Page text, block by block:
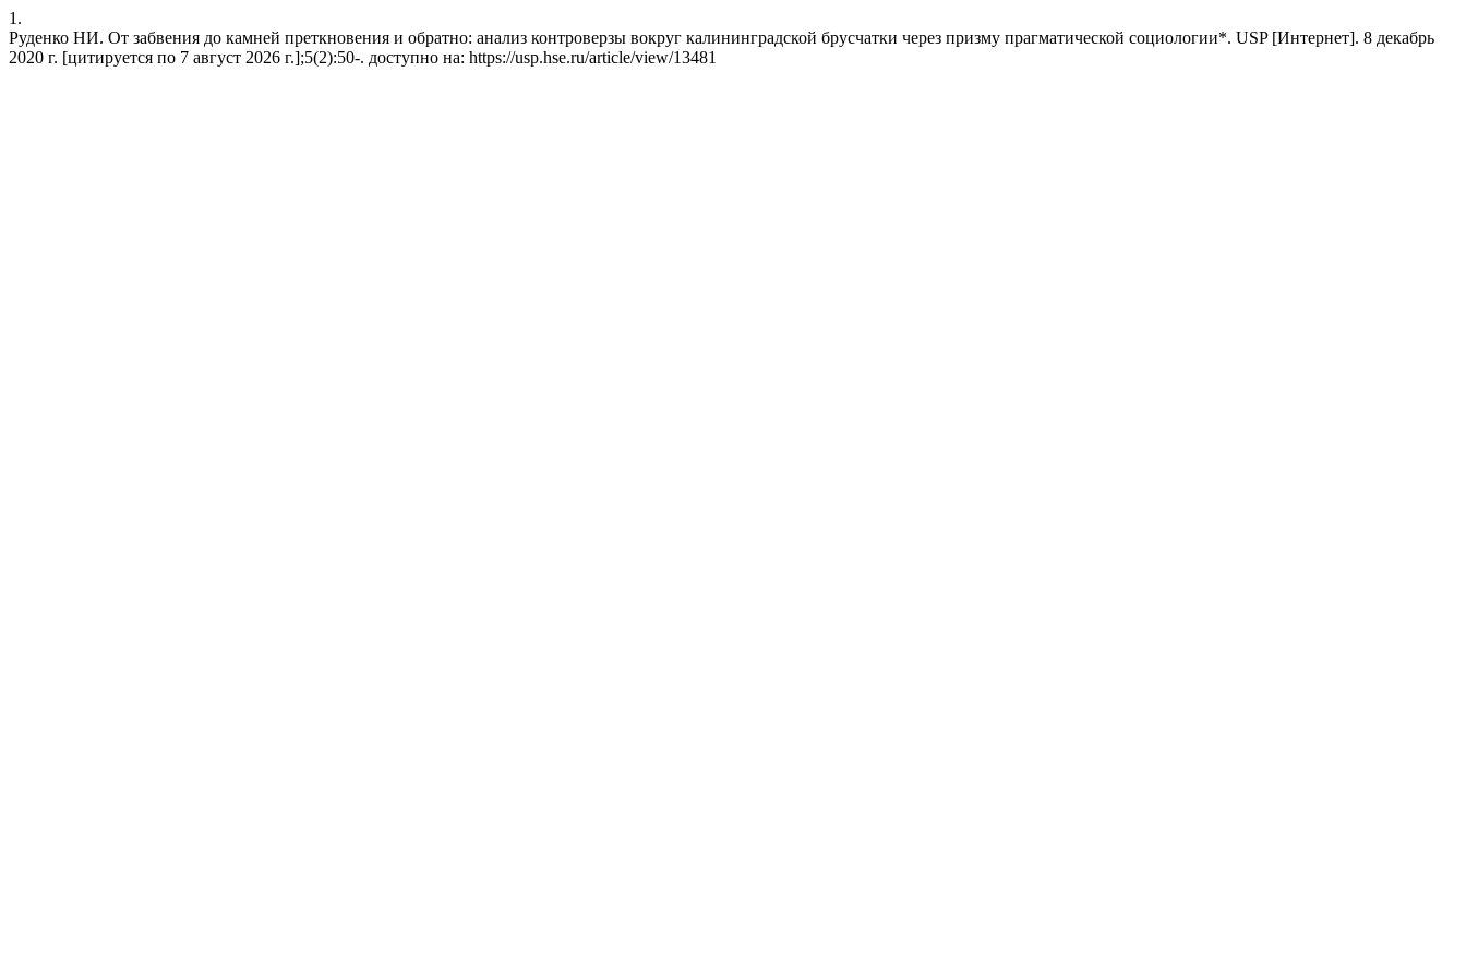
1.
Руденко НИ. От забвения до камней преткновения и обратно: анализ контроверзы вокруг калининградской брусчатки через призму прагматической социологии*. USP [Интернет]. 8 декабрь
2020 г. [цитируется по 7 август 2026 г.];5(2):50-. доступно на: https://usp.hse.ru/article/view/13481